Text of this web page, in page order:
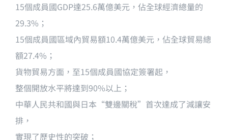
15個成員國GDP達25.6萬億美元，佔全球經濟總量的
29.3%；
15個成員國區域內貿易額10.4萬億美元，佔全球貿易總
額27.4%；
貨物貿易方面，至15個成員國協定簽署起，
整個開放水平將達到90%以上；
中華人民共和國與日本“雙邊關稅”首次達成了減讓安
排，
實現了歷史性的突破；